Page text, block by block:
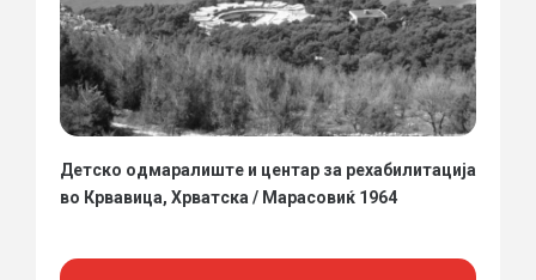
Детско одмаралиште и центар за рехабилитација
во Крвавица, Хрватска / Марасовиќ 1964